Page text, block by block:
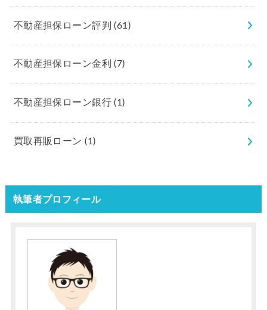
不動産担保ローン評判(61)
不動産担保ローン金利(7)
不動産担保ローン銀行(1)
買取再販ローン(1)
執筆者プロフィール